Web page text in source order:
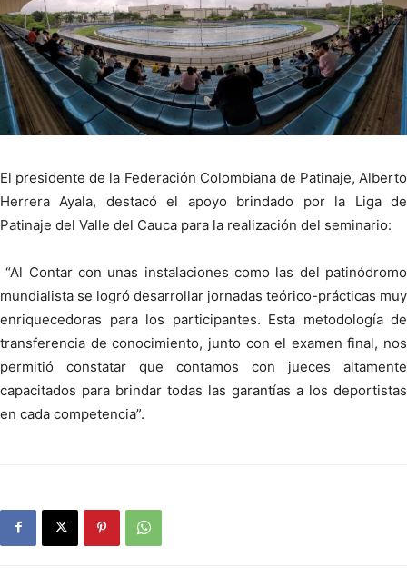
El presidente de la Federación Colombiana de Patinaje, Alberto
Herrera Ayala, destacó el apoyo brindado por la Liga de
Patinaje del Valle del Cauca para la realización del seminario:
“Al Contar con unas instalaciones como las del patinódromo
mundialista se logró desarrollar jornadas teórico-prácticas muy
enriquecedoras para los participantes. Esta metodología de
transferencia de conocimiento, junto con el examen final, nos
permitió constatar que contamos con jueces altamente
capacitados para brindar todas las garantías a los deportistas
en cada competencia”.